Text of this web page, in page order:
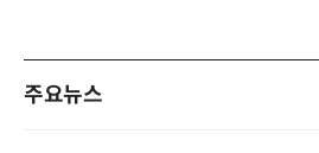
주요뉴스